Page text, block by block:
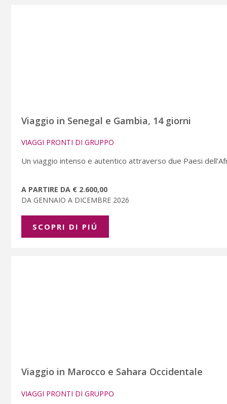
Viaggio in Senegal e Gambia, 14 giorni
VIAGGI PRONTI DI GRUPPO
Un viaggio intenso e autentico attraverso due Paesi
A PARTIRE DA € 2.600,00
DA GENNAIO A DICEMBRE 2026
SCOPRI DI PIÚ
Viaggio in Marocco e Sahara Occidentale
VIAGGI PRONTI DI GRUPPO